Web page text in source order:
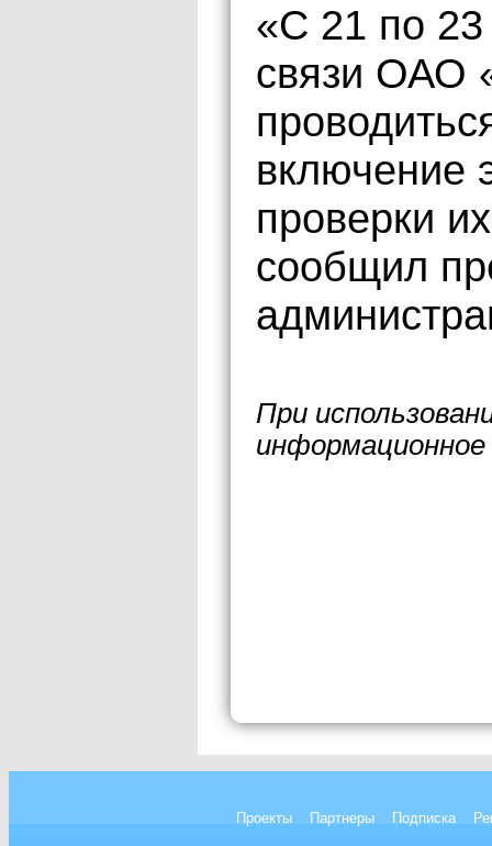
«С 21 по
связи ОАО
включение
проверки
сообщил
При
Проекты Партнеры Подписка